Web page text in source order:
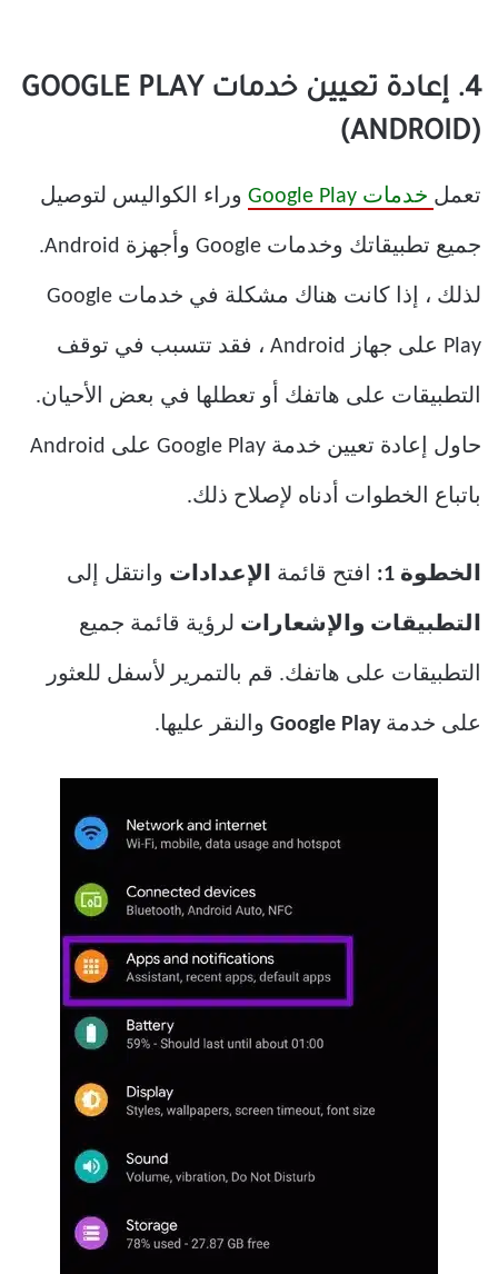
4. إعادة تعيين خدمات GOOGLE PLAY
(ANDROID)
تعمل خدمات Google Play وراء الكواليس لتوصيل
جميع تطبيقاتك وخدمات Google وأجهزة Android.
لذلك ، إذا كانت هناك مشكلة في خدمات Google
Play على جهاز Android ، فقد تتسبب في توقف
التطبيقات على هاتفك أو تعطلها في بعض الأحيان.
حاول إعادة تعيين خدمة Google Play على Android
باتباع الخطوات أدناه لإصلاح ذلك.
الخطوة 1: افتح قائمة الإعدادات وانتقل إلى
التطبيقات والإشعارات لرؤية قائمة جميع
التطبيقات على هاتفك. قم بالتمرير لأسفل للعثور
على خدمةGoogle Play والنقر عليها.